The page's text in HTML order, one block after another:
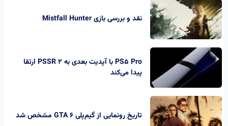
نقد و بررسی بازی Mistfall Hunter
PS5 Pro با آپدیت بعدی به PSSR 2 ارتقا
پیدا می‌کند
تاریخ رونمایی از گیم‌پلی GTA 6 مشخص شد